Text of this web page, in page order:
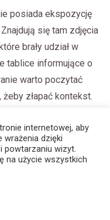
posiada ekspozycję
się tam zdjęcia
brały udział w
tablice informujące o
warto poczytać
złapać kontekst.
internetowej, aby
wrażenia dzięki
powtarzaniu wizyt.
na użycie wszystkich